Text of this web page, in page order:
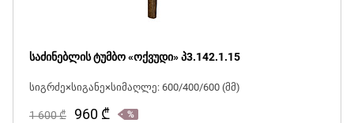
საძინებლის ტუმბო «ოქვუდი» პ3.142.1.15
სიგრძე×სიგანე×სიმაღლე: 600/400/600 (მმ)
1 600₾ 960 ₾